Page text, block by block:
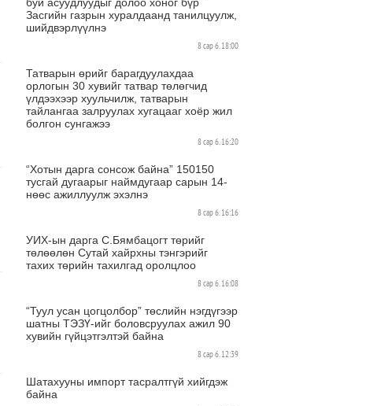
Засгийн газрын хуралдаанд танилцуулж,
шийдвэрлүүлнэ
8 сар 6. 18:00
Татварын өрийг барагдуулахдаа
орлогын 30 хувийг татвар төлөгчид
үлдээхээр хуульчилж, татварын
тайлангаа залруулах хугацааг хоёр жил
болгон сунгажээ
8 сар 6. 16:20
“Хотын дарга сонсож байна” 150150
тусгай дугаарыг наймдугаар сарын 14-
нөөс ажиллуулж эхэлнэ
8 сар 6. 16:16
УИХ-ын дарга С.Бямбацогт төрийг
төлөөлөн Сутай хайрхны тэнгэрийг
тахих төрийн тахилгад оролцлоо
8 сар 6. 16:08
“Туул усан цогцолбор” төслийн нэгдүгээр
шатны ТЭЗҮ-ийг боловсруулах ажил 90
хувийн гүйцэтгэлтэй байна
8 сар 6. 12:39
Шатахууны импорт тасралтгүй хийгдэж
байна